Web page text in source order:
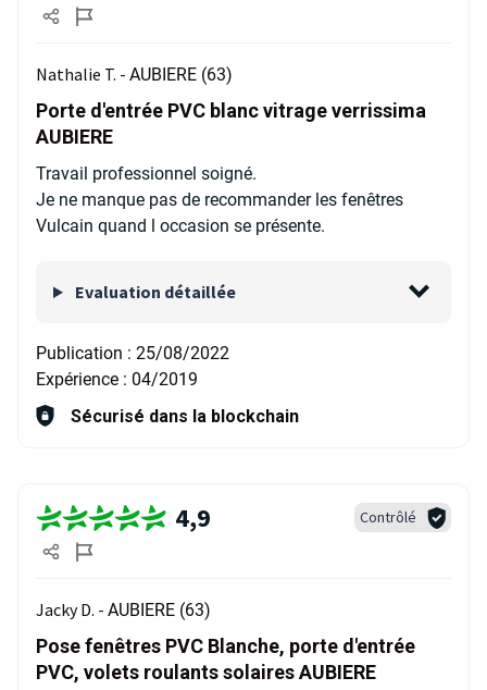
Nathalie T. - AUBIERE (63)
Porte d'entrée PVC blanc vitrage verrissima
AUBIERE
Travail professionnel soigné.
Je ne manque pas de recommander les fenêtres
Vulcain quand l occasion se présente.
Evaluation détaillée
Publication : 25/08/2022
Expérience : 04/2019
Sécurisé dans la blockchain
4,9 Contrôlé
Jacky D. - AUBIERE (63)
Pose fenêtres PVC Blanche, porte d'entrée
PVC, volets roulants solaires AUBIERE